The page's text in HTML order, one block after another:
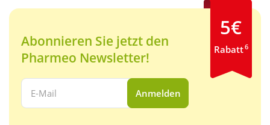
Abonnieren Sie jetzt den
Pharmeo Newsletter!
Ihre E-Mail Adresse:
Anmelden
5€
Rabatt6